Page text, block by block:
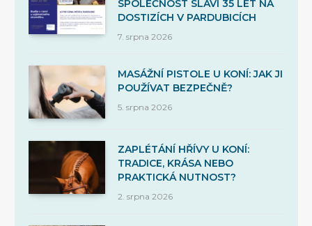
SPOLEČNOST SLAVÍ 35 LET NA
DOSTIZÍCH V PARDUBICÍCH
7. srpna 2026
MASÁŽNÍ PISTOLE U KONÍ: JAK JI
POUŽÍVAT BEZPEČNĚ?
5. srpna 2026
ZAPLÉTÁNÍ HŘÍVY U KONÍ:
TRADICE, KRÁSA NEBO
PRAKTICKÁ NUTNOST?
2. srpna 2026